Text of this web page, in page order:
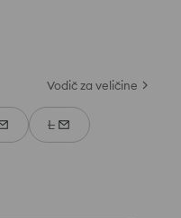
Vodič za veličine
L